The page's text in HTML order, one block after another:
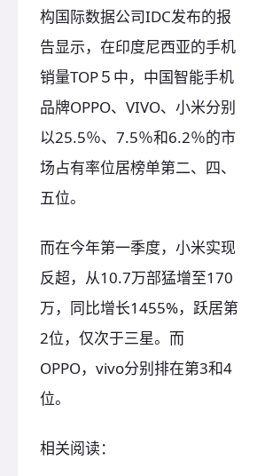
构国际数据公司IDC发布的报
告显示，在印度尼西亚的手机
销量TOP５中，中国智能手机
品牌OPPO、VIVO、小米分别
以25.5％、7.5％和6.2％的市
场占有率位居榜单第二、四、
五位。
而在今年第一季度，小米实现
反超，从10.7万部猛增至170
万，同比增长1455%，跃居第
2位，仅次于三星。而
OPPO，vivo分别排在第3和4
位。
相关阅读：